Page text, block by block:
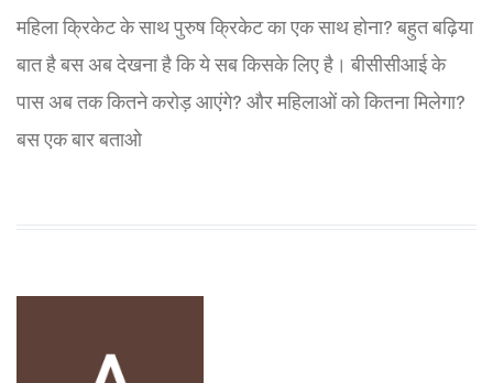
महिला क्रिकेट के साथ पुरुष क्रिकेट का एक साथ होना? बहुत बढ़िया
बात है बस अब देखना है कि ये सब किसके लिए है। बीसीसीआई के
पास अब तक कितने करोड़ आएंगे? और महिलाओं को कितना मिलेगा?
बस एक बार बताओ